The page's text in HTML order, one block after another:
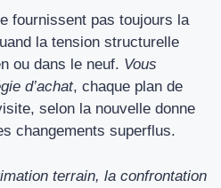
fournissent pas toujours la
la tension structurelle
ou dans le neuf. Vous
d’achat, chaque plan de
selon la nouvelle donne
changements superflus.
terrain, la confrontation